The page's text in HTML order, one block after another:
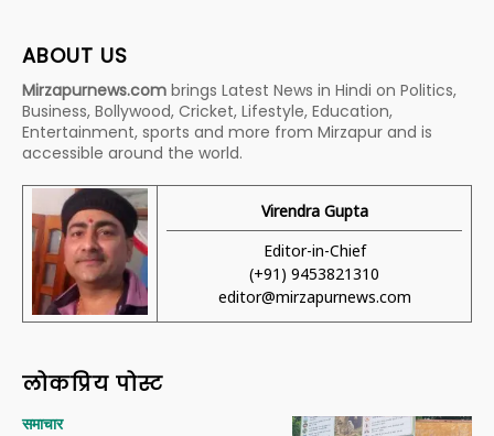
ABOUT US
Mirzapurnews.com brings Latest News in Hindi on Politics,
Business, Bollywood, Cricket, Lifestyle, Education,
Entertainment, sports and more from Mirzapur and is
accessible around the world.
Virendra Gupta
Editor-in-Chief
(+91) 9453821310
editor@mirzapurnews.com
लोकप्रिय पोस्ट
समाचार